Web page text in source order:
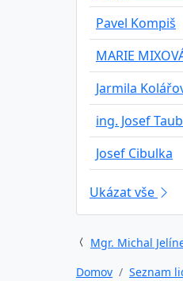
Pavel Kompiš
MARIE
Jarmila
ing. Josef
Josef Cibulka
Ukázat vše
Mgr. Michal
Domov
Seznam